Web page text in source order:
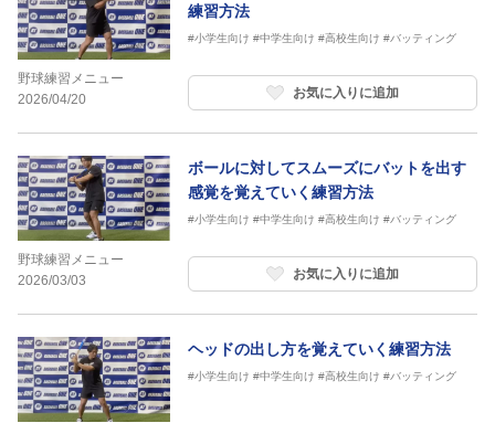
野球練習メニュー
2026/04/20
練習方法
#小学生向け #中学生向け #高校生向け #バッティング
お気に入りに追加
野球練習メニュー
2026/03/03
ボールに対してスムーズにバットを出す
感覚を覚えていく練習方法
#小学生向け #中学生向け #高校生向け #バッティング
お気に入りに追加
ヘッドの出し方を覚えていく練習方法
#小学生向け #中学生向け #高校生向け #バッティング